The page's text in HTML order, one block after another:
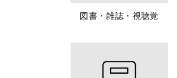
図書・雑誌・視聴覚